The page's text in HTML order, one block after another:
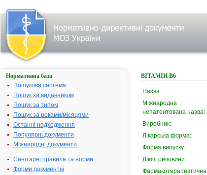
Нормативна база
Пошукова система
Пошук за видавником
Пошук за типом
Пошук за роками/місяцями
Останні надходження
Популярні документи
Міжнародні документи
Санітарні правила та норми
Форми документів
ВІТАМІН В6
Назва:
Міжнародна
непатентована назва:
Виробник:
Лікарська форма:
Форма випуску:
Діючі речовини:
Фармакотерапевтична